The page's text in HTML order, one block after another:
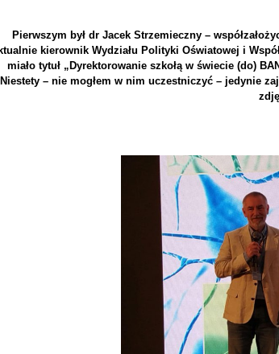
Pierwszym był dr Jacek Strzemieczny –
kierownik Wydziału Polityki Oświatowej i
miało tytuł „Dyrektorowanie szkołą w świecie (do)
Niestety – nie mogłem w nim uczestniczyć – jedynie